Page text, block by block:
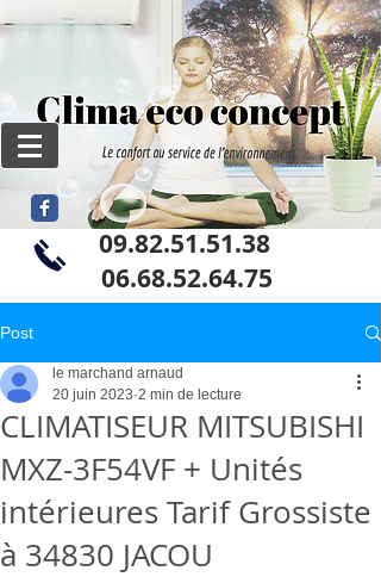
09.82.51.51.38
06.68.52.64.75
Post
CLIMATISEUR MITSUBISHI
MXZ-3F54VF + Unités
intérieures Tarif Grossiste
à 34830 JACOU
le marchand arnaud
20 juin 2023 2 min de lecture